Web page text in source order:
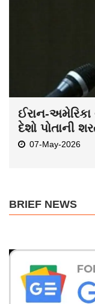
ઈરાન-
દેશો પોતાની
07-May-2026
BRIEF NEWS